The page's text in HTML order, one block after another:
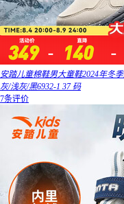
安踏儿童棉鞋男大童鞋2024年冬
灰/浅灰/黑6932-1 37 码
7条评价